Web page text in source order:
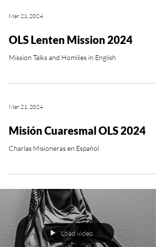
Mar 21, 2024
OLS Lenten Mission 2024
Mission Talks and Homilies in English
Mar 21, 2024
Misión Cuaresmal OLS 2024
Charlas Misioneras en Español
Load video